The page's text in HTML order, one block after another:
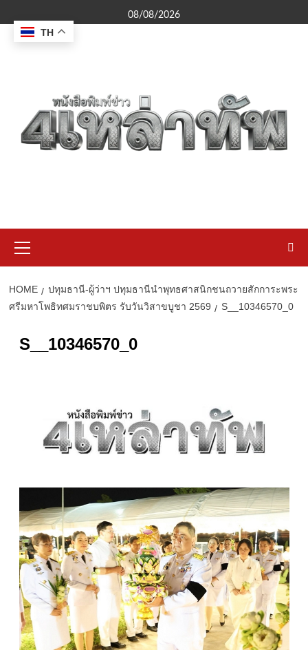
to
content
08/08/2026
Menu
HOME
ปทุมธานี-ผู้ว่าฯ ปทุมธานีนำพุทธศาสนิกชนถวายสักการะพระ
ศรีมหาโพธิทศมราชบพิตร รับวันวิสาขบูชา 2569
S__10346570_0
S__10346570_0
TH